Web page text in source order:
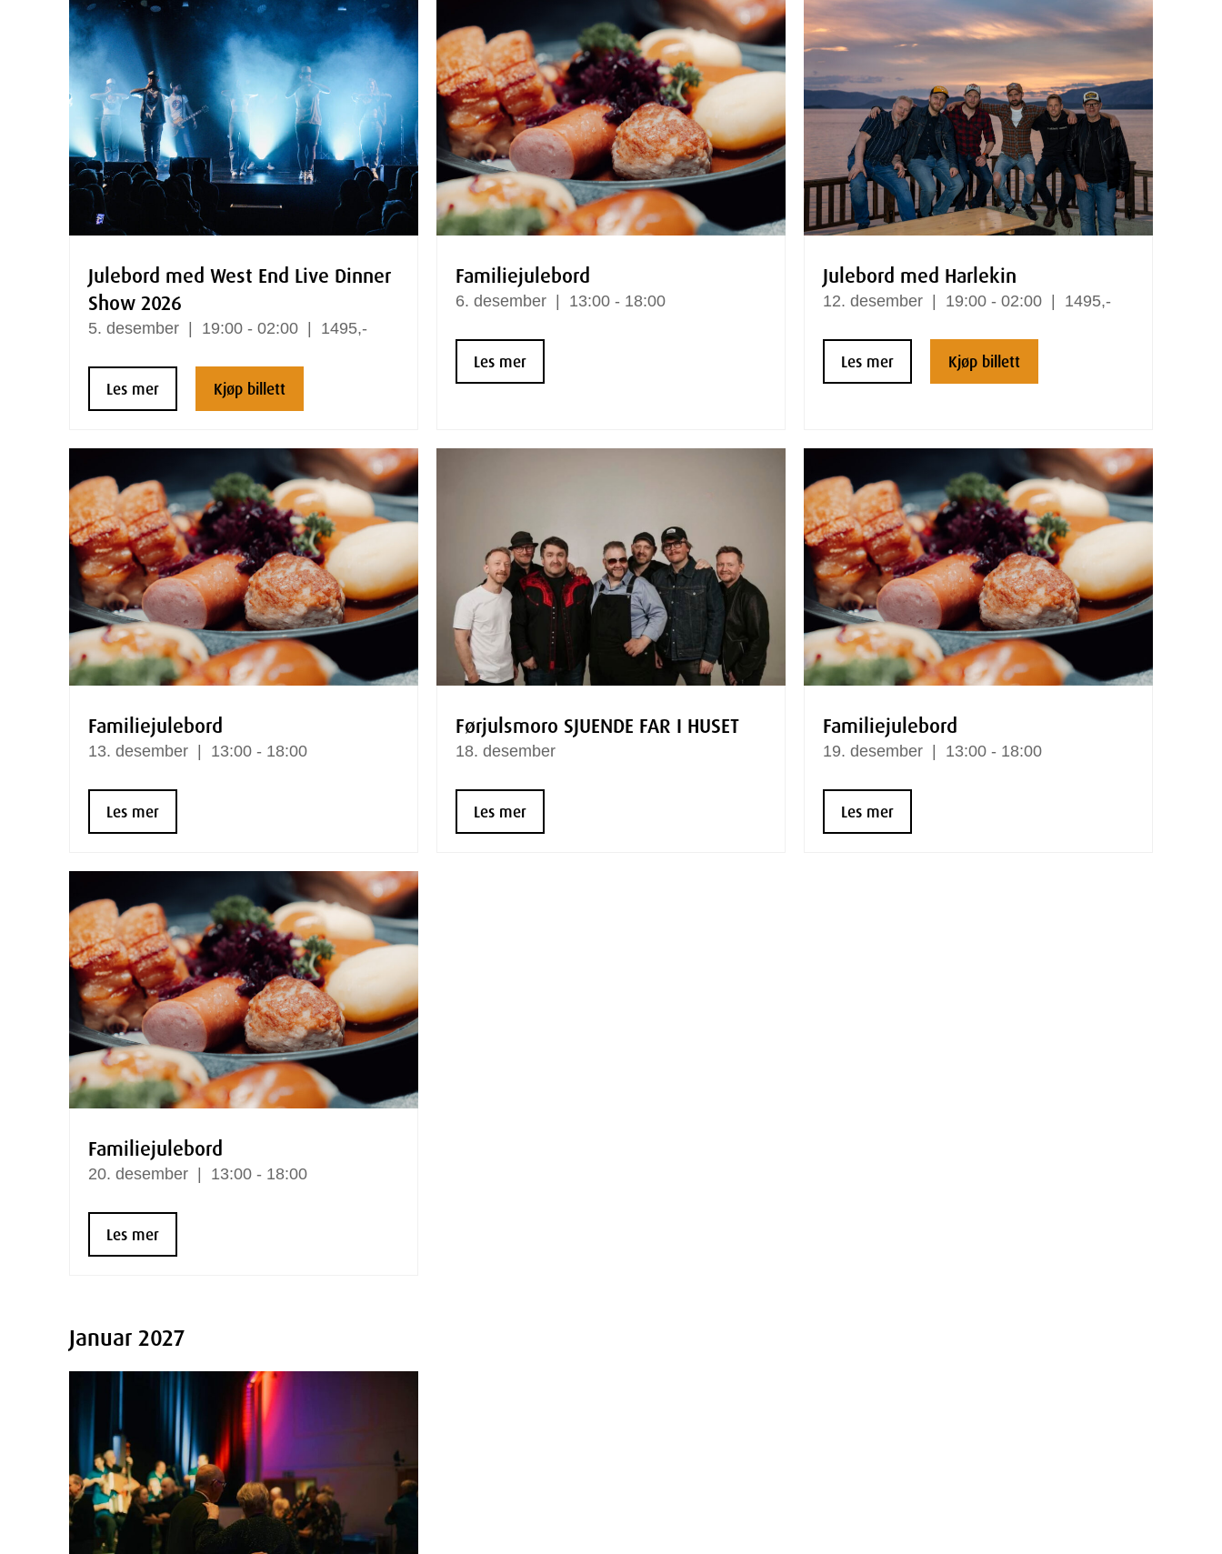
Julebord med West End Live Dinner
Show 2026
5. desember 19:00 - 02:00 1495,-
Les mer Kjøp billett
Familiejulebord
6. desember 13:00 - 18:00
Les mer
Julebord med Harlekin
12. desember 19:00 - 02:00 1495,-
Les mer Kjøp billett
Familiejulebord
13. desember 13:00 - 18:00
Les mer
Førjulsmoro SJUENDE FAR I HUSET
18. desember
Les mer
Familiejulebord
19. desember 13:00 - 18:00
Les mer
Familiejulebord
20. desember 13:00 - 18:00
Les mer
Januar 2027